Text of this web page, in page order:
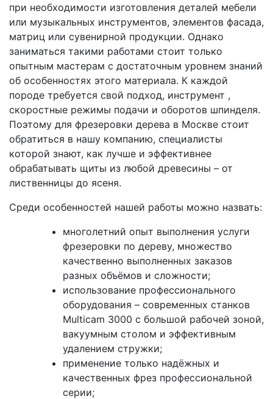
при необходимости изготовления деталей мебели
или музыкальных инструментов, элементов фасада,
матриц или сувенирной продукции. Однако
заниматься такими работами стоит только
опытным мастерам с достаточным уровнем знаний
об особенностях этого материала. К каждой
породе требуется свой подход, инструмент ,
скоростные режимы подачи и оборотов шпинделя.
Поэтому для фрезеровки дерева в Москве стоит
обратиться в нашу компанию, специалисты
которой знают, как лучше и эффективнее
обрабатывать щиты из любой древесины – от
лиственницы до ясеня.
Среди особенностей нашей работы можно назвать:
многолетний опыт выполнения услуги
фрезеровки по дереву, множество
качественно выполненных заказов
разных объёмов и сложности;
использование профессионального
оборудования – современных станков
Multicam 3000 с большой рабочей зоной,
вакуумным столом и эффективным
удалением стружки;
применение только надёжных и
качественных фрез профессиональной
серии;